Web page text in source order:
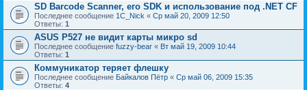
SD Barcode Scanner, его SDK и использование под .NET CF
Последнее сообщение 1C_Nick « Ср май 20, 2009 12:50
Ответы: 1
ASUS P527 не видит карты микро sd
Последнее сообщение fuzzy-bear « Вт май 19, 2009 10:44
Ответы: 1
Коммуникатор теряет флешку
Последнее сообщение Байкалов Пётр « Ср май 06, 2009 15:35
Ответы: 4